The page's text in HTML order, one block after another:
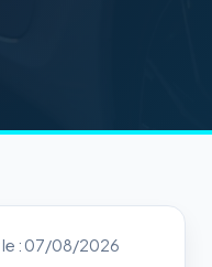
le : 07/08/2026